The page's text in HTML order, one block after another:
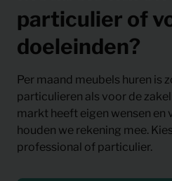
particulier of
doeleinden?
Per maand meubels huren is
particulieren als voor de
markt heeft eigen wensen en
houden we rekening mee.
professional of particulier.